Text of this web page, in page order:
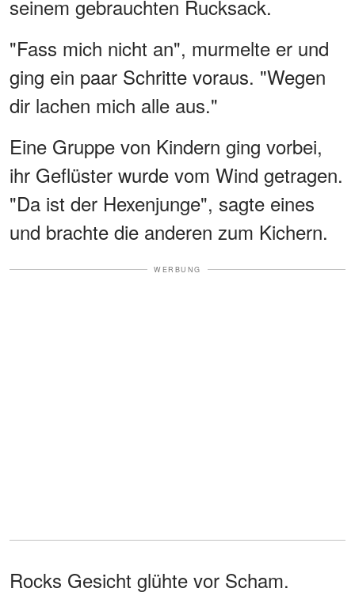
seinem gebrauchten Rucksack.
"Fass mich nicht an", murmelte er und
ging ein paar Schritte voraus. "Wegen
dir lachen mich alle aus."
Eine Gruppe von Kindern ging vorbei,
ihr Geflüster wurde vom Wind getragen.
"Da ist der Hexenjunge", sagte eines
und brachte die anderen zum Kichern.
WERBUNG
Rocks Gesicht glühte vor Scham.